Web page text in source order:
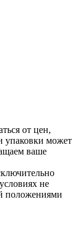
от цен,
упаковки может
ваше
не
положениями